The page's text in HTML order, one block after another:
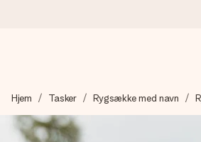
Vi laver din gave med omhu og
Hjem Tasker Rygsække med navn